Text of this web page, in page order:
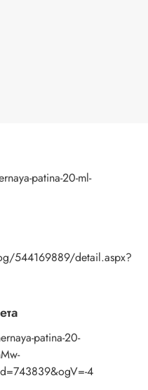
patina-20-ml-
544169889/detail.aspx?
patina-20-
4